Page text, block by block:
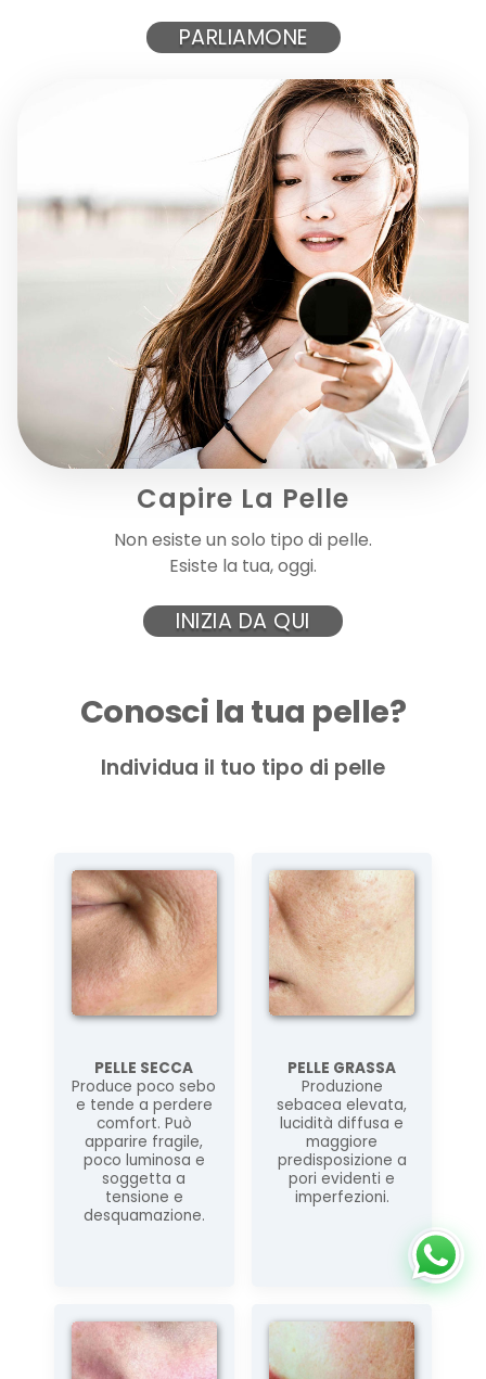
AGGIUNGI AL CARRELLO
PRIMA PELLE OLIO
Olio multifunzione lenitivo e nutriente, formulato per...
AGGIUNGI AL CARRELLO
FLUIDO ATTIVO PURIFICANTE
22,00 €
AGGIUNGI AL CARRELLO
PARLIAMONE
Capire La Pelle
Non esiste un solo tipo di pelle.
Esiste la tua, oggi.
INIZIA DA QUI
Conosci la tua pelle?
Individua il tuo tipo di pelle
PELLE SECCA
Produce poco sebo
e tende a perdere
comfort. Può
apparire fragile,
poco luminosa e
soggetta a
tensione e
desquamazione.
PELLE GRASSA
Produzione
sebacea elevata,
lucidità diffusa e
maggiore
predisposizione a
pori evidenti e
imperfezioni.